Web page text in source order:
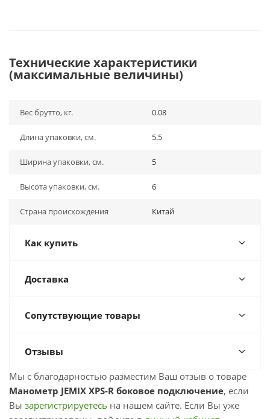
Технические характеристики
(максимальные величины)
Вес брутто, кг. 0.08
Длина упаковки, см. 5.5
Ширина упаковки, см. 5
Высота упаковки, см. 6
Страна происхождения Китай
Как купить
Доставка
Сопутствующие товары
Отзывы
Мы с благодарностью разместим Ваш отзыв о товаре
Манометр JEMIX XPS-R боковое подключение, если
Вы зарегистрируетесь на нашем сайте. Если Вы уже